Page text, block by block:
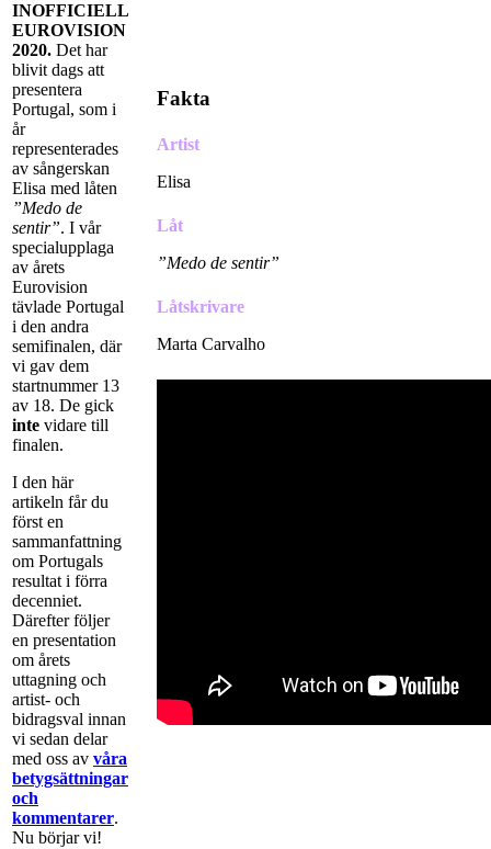
INOFFICIELL
EUROVISION
2020. Det har
blivit dags att
presentera
Portugal, som i
år
representerades
av sångerskan
Elisa med låten
”Medo de
sentir”. I vår
specialupplaga
av årets
Eurovision
tävlade Portugal
i den andra
semifinalen, där
vi gav dem
startnummer 13
av 18. De gick
inte vidare till
finalen.
I den här
artikeln får du
först en
sammanfattning
om Portugals
resultat i förra
decenniet.
Därefter följer
en presentation
om årets
uttagning och
artist- och
bidragsval innan
vi sedan delar
med oss av våra
betygsättningar
och
kommentarer.
Nu börjar vi!
Fakta
Artist
Elisa
Låt
”Medo de sentir”
Låtskrivare
Marta Carvalho